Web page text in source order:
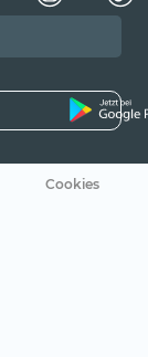
Cookies